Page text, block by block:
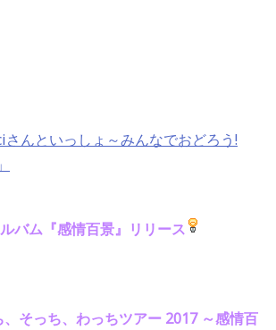
んといっしょ～みんなでおどろう!
バム『感情百景』リリース
、そっち、わっちツアー 2017 ～感情百